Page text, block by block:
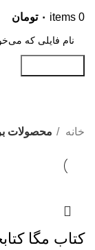
0
items ۰ تومان
Categories
خانه محصولات
کتاب مگا